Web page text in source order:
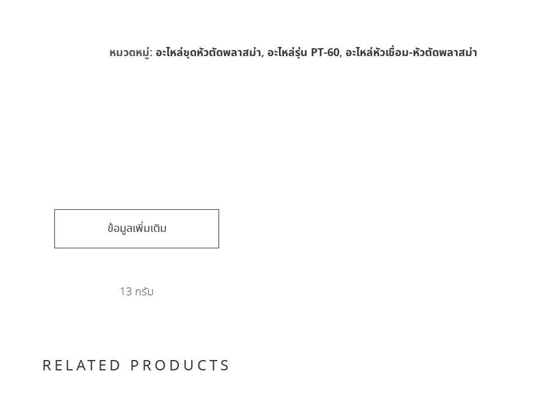
หมวดหมู่: อะไหล่ชุดหัวตัดพลาสม่า, อะไหล่รุ่น PT-60, อะไหล่หัวเชื่อม-หัวตัดพลาสม่า
ข้อมูลเพิ่มเติม
13 กรัม
RELATED PRODUCTS